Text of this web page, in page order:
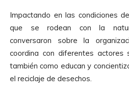
o
r
d
e
A
u
Impactando en las condiciones
que se rodean con la
conversaron sobre la
coordina con diferentes actores
también como educan y
el reciclaje de desechos.